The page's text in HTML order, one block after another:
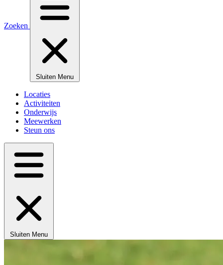
Zoeken
Sluiten Menu
Locaties
Activiteiten
Onderwijs
Meewerken
Steun ons
Sluiten Menu